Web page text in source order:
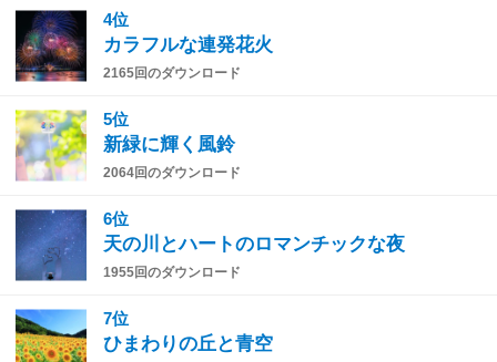
4位
カラフルな連発花火
2165回のダウンロード
5位
新緑に輝く風鈴
2064回のダウンロード
6位
天の川とハートのロマンチックな夜
1955回のダウンロード
7位
ひまわりの丘と青空